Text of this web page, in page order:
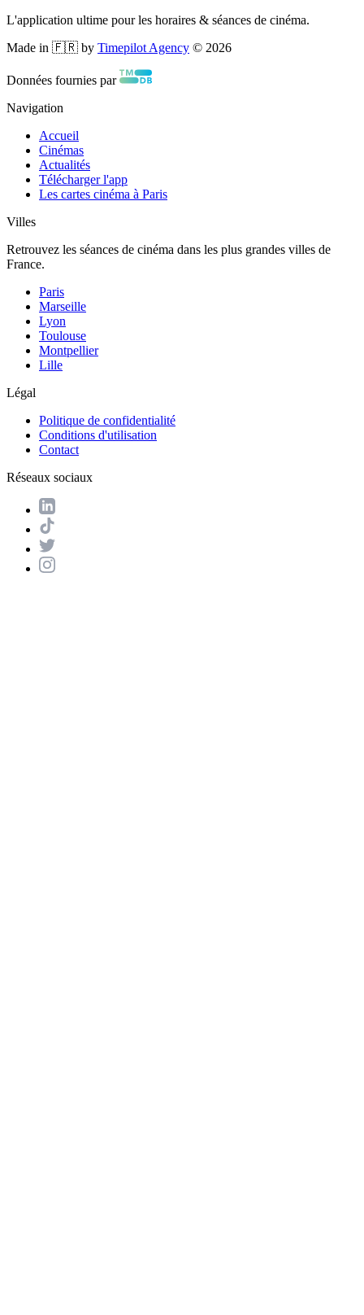
L'application ultime pour les horaires & séances de cinéma.
Made in 🇫🇷 by Timepilot Agency © 2026
Données fournies par
Navigation
Accueil
Cinémas
Actualités
Télécharger l'app
Les cartes cinéma à Paris
Villes
Retrouvez les séances de cinéma dans les plus grandes villes de
France.
Paris
Marseille
Lyon
Toulouse
Montpellier
Lille
Légal
Politique de confidentialité
Conditions d'utilisation
Contact
Réseaux sociaux